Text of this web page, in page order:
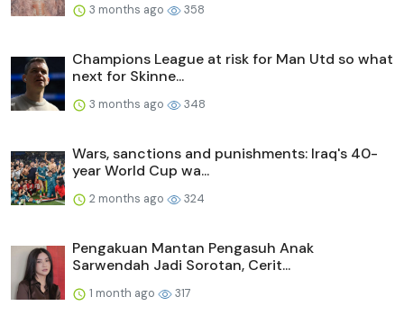
3 months ago 358
Champions League at risk for Man Utd so what
next for Skinne...
3 months ago 348
Wars, sanctions and punishments: Iraq's 40-
year World Cup wa...
2 months ago 324
Pengakuan Mantan Pengasuh Anak
Sarwendah Jadi Sorotan, Cerit...
1 month ago 317